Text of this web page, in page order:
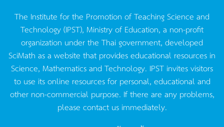
The Institute for the Promotion of Teaching Science and
Technology (IPST), Ministry of Education, a non-profit
organization under the Thai government, developed
SciMath as a website that provides educational resources in
Science, Mathematics and Technology. IPST invites visitors
to use its online resources for personal, educational and
other non-commercial purpose. If there are any problems,
please contact us immediately.